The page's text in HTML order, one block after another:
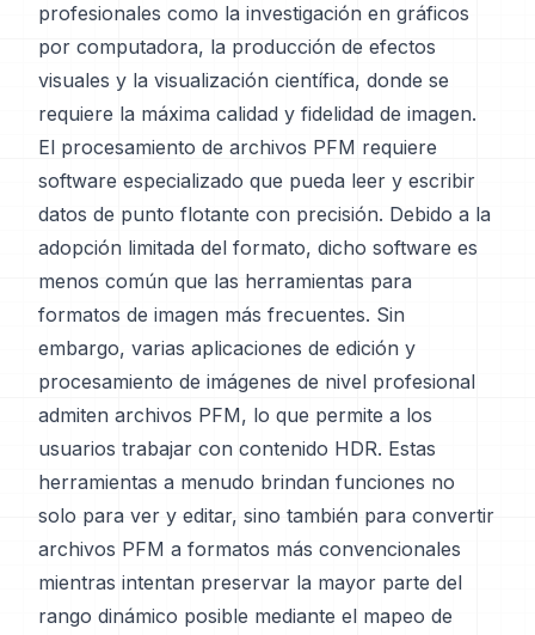
profesionales como la investigación en gráficos
por computadora, la producción de efectos
visuales y la visualización científica, donde se
requiere la máxima calidad y fidelidad de imagen.
El procesamiento de archivos PFM requiere
software especializado que pueda leer y escribir
datos de punto flotante con precisión. Debido a la
adopción limitada del formato, dicho software es
menos común que las herramientas para
formatos de imagen más frecuentes. Sin
embargo, varias aplicaciones de edición y
procesamiento de imágenes de nivel profesional
admiten archivos PFM, lo que permite a los
usuarios trabajar con contenido HDR. Estas
herramientas a menudo brindan funciones no
solo para ver y editar, sino también para convertir
archivos PFM a formatos más convencionales
mientras intentan preservar la mayor parte del
rango dinámico posible mediante el mapeo de